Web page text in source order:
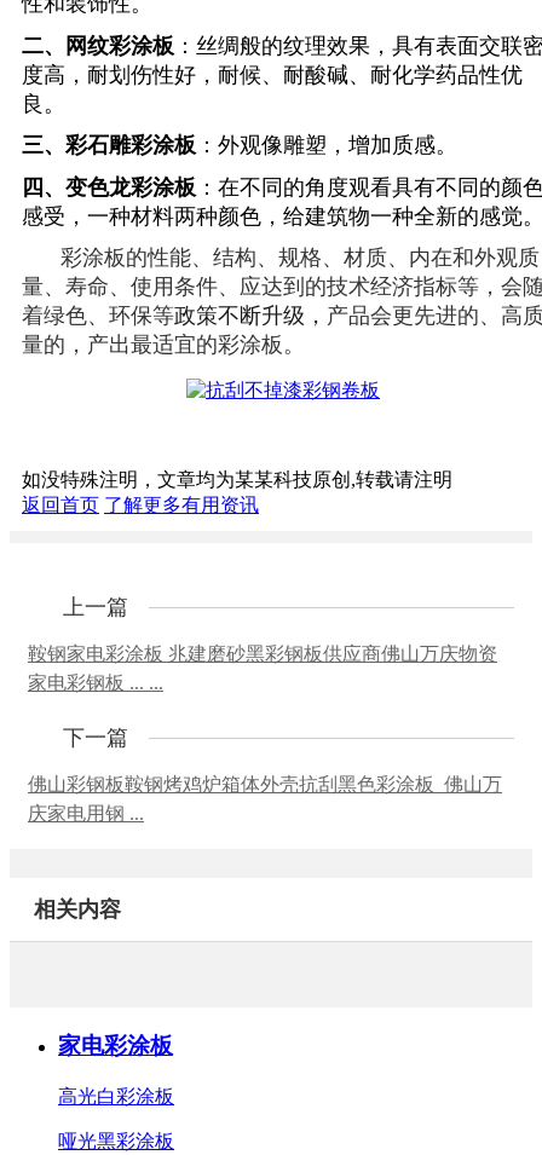
二、
网纹彩涂板 ：丝绸般的纹理效果，具有表面交联
度高，耐划伤性好，耐候、耐酸碱、耐化学药品性优
良。
三、 彩石雕彩涂板 ：外观像雕塑，增加质感。
四、 变色龙彩涂板 ：在不同的角度观看具有不同的颜
感受，一种材料两种颜色，给建筑物一种全新的感觉
彩涂板的性能、结构、规格、材质、内在和外观质
量、寿命、使用条件、应达到的技术经济指标等 ，会
着绿色、环保等政策不断升级， 产品会更先进的、高
量的， 产出最适宜的彩涂板。
如没特殊注明，文章均为某某科技原创,转载请注明
返回首页 了解更多有用资讯
上一篇
鞍钢家电彩涂板 兆建磨砂黑彩钢板供应商佛山万庆物资
家电彩钢板 ... ...
下一篇
佛山彩钢板鞍钢烤鸡炉箱体外壳抗刮黑色彩涂板_佛山万
庆家电用钢 ...
相关内容
家电彩涂板
高光白彩涂板
哑光黑彩涂板